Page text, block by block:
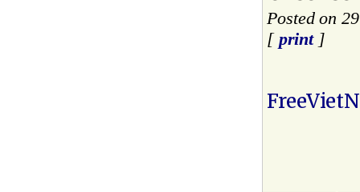
Posted on
[ print]